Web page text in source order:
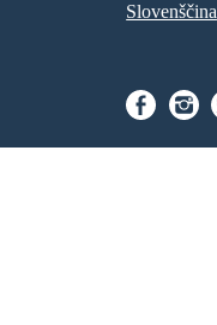
Slovenščina